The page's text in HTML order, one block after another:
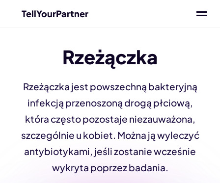
TellYourPartner
Rzeżączka
Rzeżączka jest powszechną bakteryjną
infekcją przenoszoną drogą płciową,
która często pozostaje niezauważona,
szczególnie u kobiet. Można ją wyleczyć
antybiotykami, jeśli zostanie wcześnie
wykryta poprzez badania.